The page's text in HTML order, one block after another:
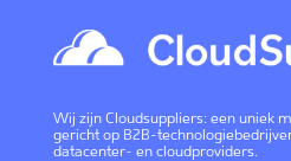
Wij zijn Cloudsuppliers: een uniek
gericht op B2B-
datacenter- en cloudproviders.